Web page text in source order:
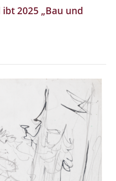
2025 „Bau und